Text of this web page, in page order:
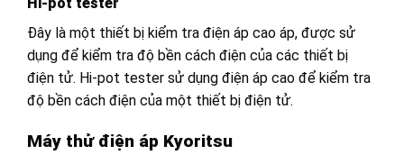
Đây là một thiết bị kiểm tra điện áp cao áp, được sử
dụng để kiểm tra độ bền cách điện của các thiết bị
điện tử. Hi-pot tester sử dụng điện áp cao để kiểm tra
độ bền cách điện của một thiết bị điện tử.
Máy thử điện áp Kyoritsu